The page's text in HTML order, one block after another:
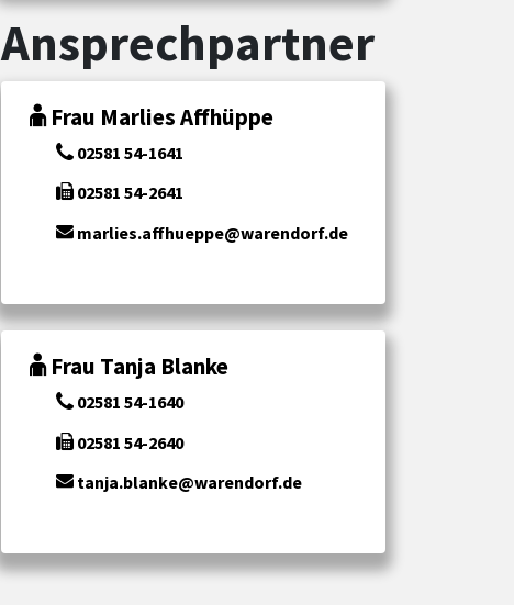
Ansprechpartner
Frau Marlies Affhüppe
02581 54-1641
02581 54-2641
marlies.affhueppe@warendorf.de
Frau Tanja Blanke
02581 54-1640
02581 54-2640
tanja.blanke@warendorf.de